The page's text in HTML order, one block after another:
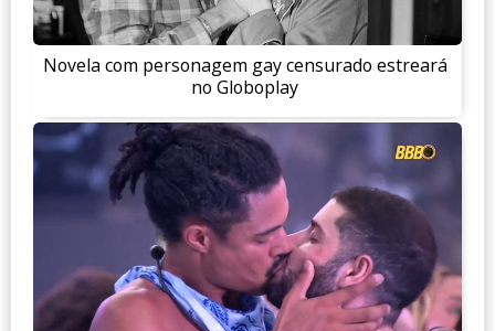
Novela com personagem gay censurado estreará
no Globoplay